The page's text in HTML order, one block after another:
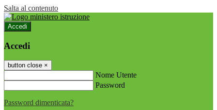
Salta al contenuto
Accedi
Accedi
button close ×
Nome Utente
Password
Password dimenticata?